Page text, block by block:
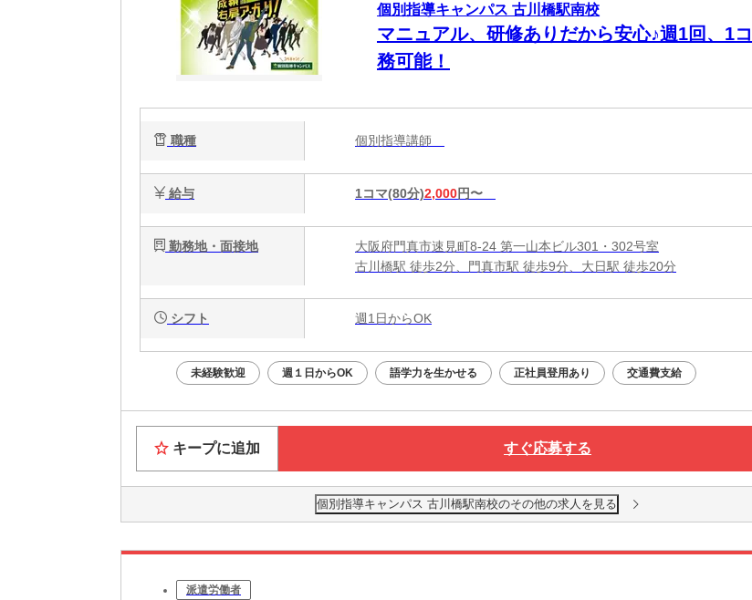
個別指導キャンパス 古川橋駅南校
マニュアル、研修ありだから安心♪週1回、1
務可能！
職種 個別指導講師
給与 1コマ(80分)2,000円〜
勤務地・面接地
大阪府門真市速見町8-24 第一山本ビル301・302号室
古川橋駅 徒歩2分、門真市駅 徒歩9分、大日駅 徒歩20分
シフト 週1日からOK
未経験歓迎 週１日からOK 語学力を生かせる 正社員登用あり 交通費支給
キープに追加 すぐ応募する
個別指導キャンパス 古川橋駅南校のその他の求人を見る
派遣労働者